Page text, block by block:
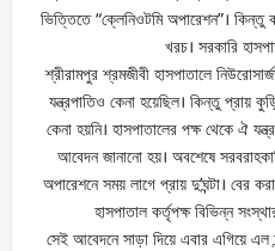
ভিত্তিতে “ক্লেনিওটমি অপারেশন”। কিন্তু
খরচ। সরকারি
শ্রীরামপুর শ্রমজীবী হাসপাতালে
যন্ত্রপাতিও কেনা হয়েছিল। কিন্তু প্রায়
কেনা হয়নি। হাসপাতালের পক্ষ থেকে ঐ
আবেদন জানানো হয়। অবশেষে
অপারেশনে সময় লাগে প্রায় দু’ঘন্টা। বের
হাসপাতাল কর্তৃপক্ষ বিভিন্ন
সেই আবেদনে সাড়া দিয়ে এবার এগিয়ে এল